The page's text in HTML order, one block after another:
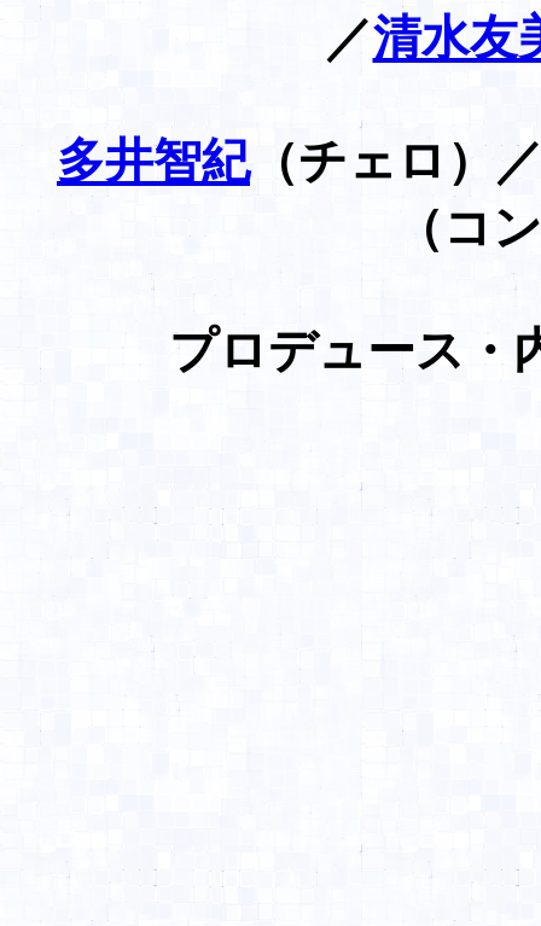
／清水友
多井智紀（チェロ）
（コ
プロデュース・